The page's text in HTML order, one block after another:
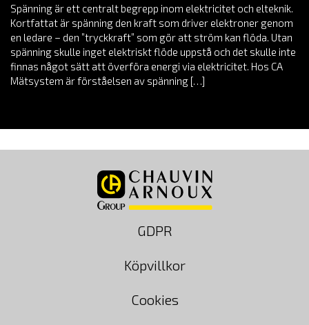
Spänning är ett centralt begrepp inom elektricitet och elteknik.
Kortfattat är spänning den kraft som driver elektroner genom
en ledare – den ”tryckkraft” som gör att ström kan flöda. Utan
spänning skulle inget elektriskt flöde uppstå och det skulle inte
finnas något sätt att överföra energi via elektricitet. Hos CA
Mätsystem är förståelsen av spänning […]
GDPR
Köpvillkor
Cookies